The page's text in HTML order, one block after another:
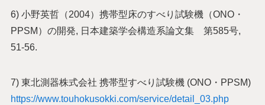
6) 小野英哲（2004）携帯型床のすべり試験機（ONO・
PPSM）の開発, 日本建築学会構造系論文集 第585号,
51-56.
7) 東北測器株式会社 携帯型すべり試験機 (ONO・PPSM)
https://www.touhokusokki.com/service/detail_03.php